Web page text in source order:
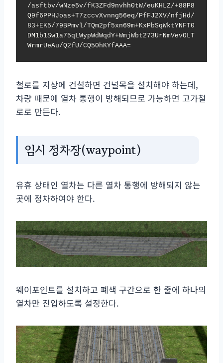
/asftbv/wNze5v/fK3ZFd9nvhh0tW/euKHLZ/+88P8
Q9f6PPHJoas+T7zccvXvnng56eq/PfFJ2XV/nfjHd/
83+EK5/79BPmvl/TQm2pf5xn69m+KxPbSqWktYNFT0
DM1b1Sw1a75qLWypWdWqdY+WmjWbt273UrNmVevOLT
WrmrUeAu/Q2fU/CQ50hKYfAAA=
철로를 지상에 건설하면 건널목을 설치해야 하는데,
차량 때문에 열차 통행이 방해되므로 가능하면 고가철
로로 만든다.
임시 정차장(waypoint)
유휴 상태인 열차는 다른 열차 통행에 방해되지 않는
곳에 정차하여야 한다.
웨이포인트를 설치하고 폐색 구간으로 한 줄에 하나의
열차만 진입하도록 설정한다.